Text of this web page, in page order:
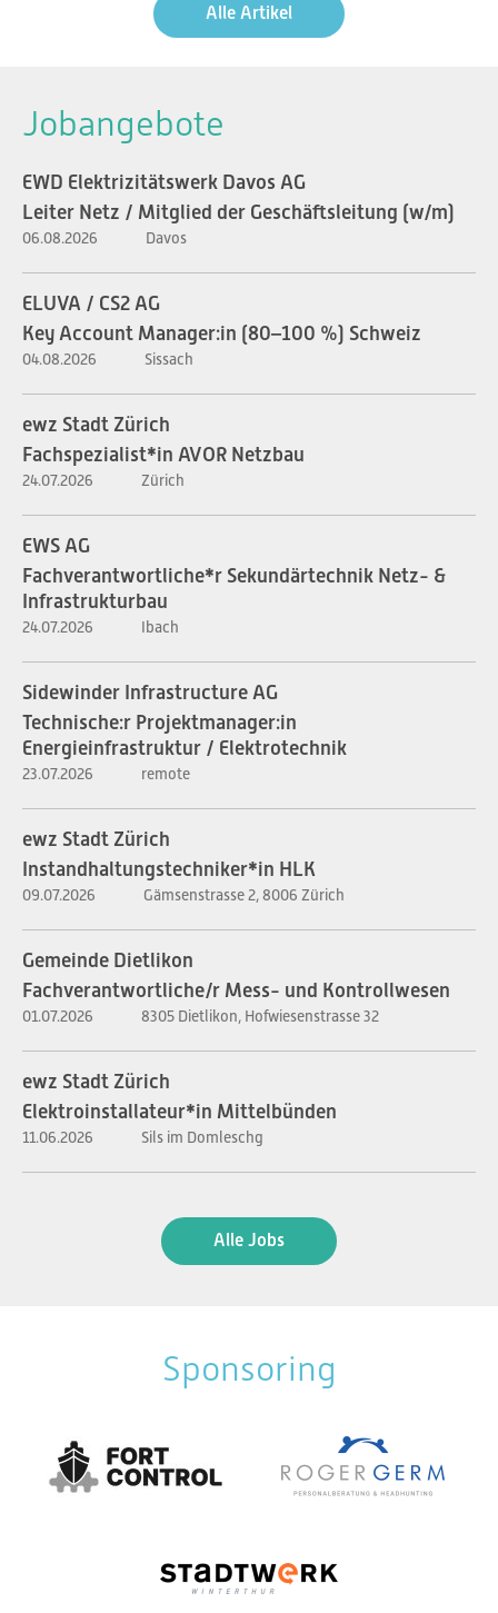
Alle Artikel
Jobangebote
EWD Elektrizitätswerk Davos AG
Leiter Netz / Mitglied der Geschäftsleitung (w/m)
06.08.2026 Davos
ELUVA / CS2 AG
Key Account Manager:in (80–100 %) Schweiz
04.08.2026 Sissach
ewz Stadt Zürich
Fachspezialist*in AVOR Netzbau
24.07.2026 Zürich
EWS AG
Fachverantwortliche*r Sekundärtechnik Netz- &
Infrastrukturbau
24.07.2026 Ibach
Sidewinder Infrastructure AG
Technische:r Projektmanager:in
Energieinfrastruktur / Elektrotechnik
23.07.2026 remote
ewz Stadt Zürich
Instandhaltungstechniker*in HLK
09.07.2026 Gämsenstrasse 2, 8006 Zürich
Gemeinde Dietlikon
Fachverantwortliche/r Mess- und Kontrollwesen
01.07.2026 8305 Dietlikon, Hofwiesenstrasse 32
ewz Stadt Zürich
Elektroinstallateur*in Mittelbünden
11.06.2026 Sils im Domleschg
Alle Jobs
Sponsoring